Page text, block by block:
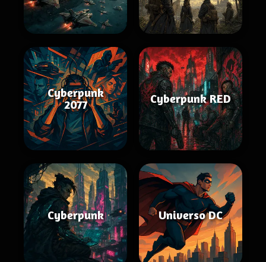
Cyberpunk
2077
Cyberpunk RED
Cyberpunk Universo DC